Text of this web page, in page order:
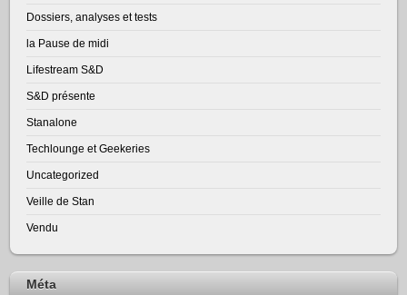
Dossiers, analyses et tests
la Pause de midi
Lifestream S&D
S&D présente
Stanalone
Techlounge et Geekeries
Uncategorized
Veille de Stan
Vendu
Méta